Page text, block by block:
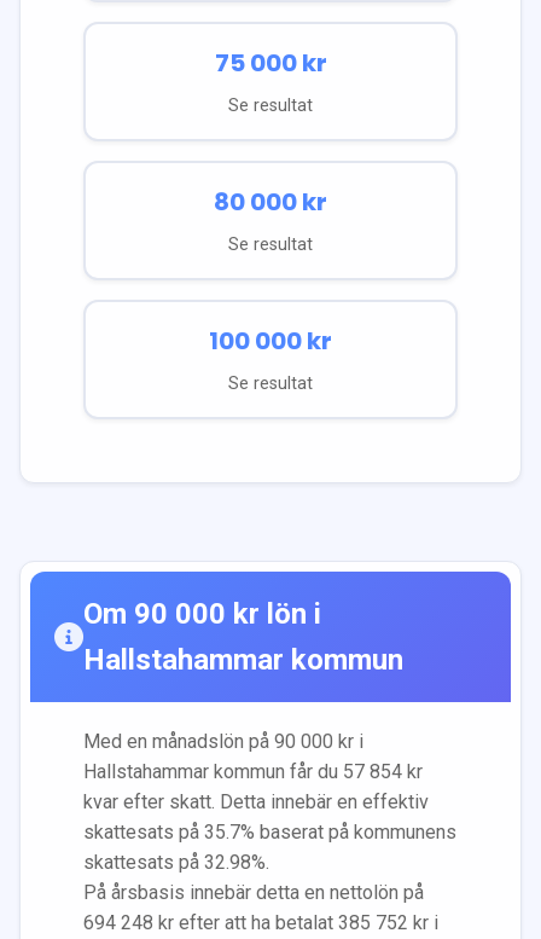
75 000kr
Se resultat
80 000kr
Se resultat
100 000kr
Se resultat
Om 90 000 kr lön i
Hallstahammar kommun
Med en månadslön på 90 000 kr i
Hallstahammar kommun får du 57 854 kr
kvar efter skatt. Detta innebär en effektiv
skattesats på 35.7% baserat på kommunens
skattesats på 32.98%.
På årsbasis innebär detta en nettolön på
694 248 kr efter att ha betalat 385 752 kr i